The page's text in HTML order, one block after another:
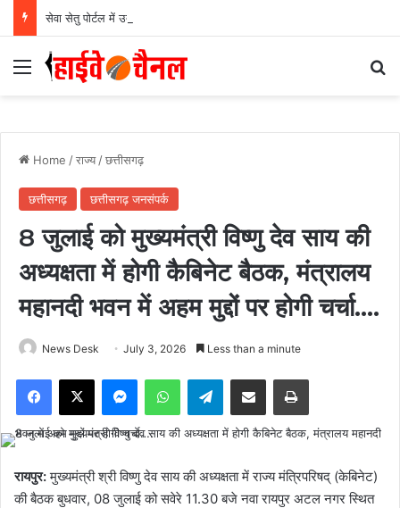
Menu
Home /राज्य /छत्तीसगढ़
छत्तीसगढ़ छत्तीसगढ़ जनसंपर्क
8 जुलाई को मुख्यमंत्री विष्णु देव साय की
अध्यक्षता में होगी कैबिनेट बैठक, मंत्रालय
महानदी भवन में अहम मुद्दों पर होगी चर्चा….
News Desk July 3, 2026 Less than a minute
Facebook
X MessengerWhatsAppTelegramShare via Email Print
रायपुर:मुख्यमंत्री श्री विष्णु देव साय की अध्यक्षता में राज्य मंत्रिपरिषद् (केबिनेट)
की बैठक बुधवार, 08 जुलाई को सवेरे 11.30 बजे नवा रायपुर अटल नगर स्थित